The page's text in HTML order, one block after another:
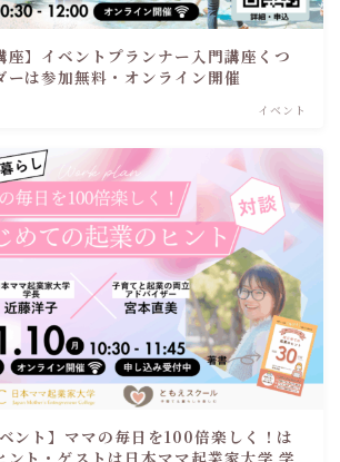
座】イベントプランナー入門講座くつ
ーは参加無料・オンライン開催
イベント
ント】ママの毎日を100倍楽しく！は